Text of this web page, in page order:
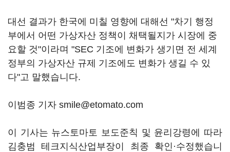
대선 결과가 한국에 미칠 영향에 대해선 "차기 행정
부에서 어떤 가상자산 정책이 채택될지가 시장에 중
요할 것"이라며 "SEC 기조에 변화가 생기면 전 세계
정부의 가상자산 규제 기조에도 변화가 생길 수 있
다"고 말했습니다.
이범종 기자 smile@etomato.com
이 기사는 뉴스토마토 보도준칙 및 윤리강령에 따라
김충범 테크지식산업부장이 최종 확인·수정했습니